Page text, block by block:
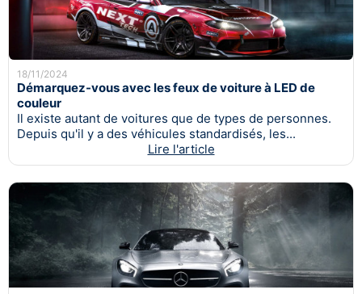
18/11/2024
Démarquez-vous avec les feux de voiture à LED de
couleur
Il existe autant de voitures que de types de personnes.
Depuis qu'il y a des véhicules standardisés, les...
Lire l'article